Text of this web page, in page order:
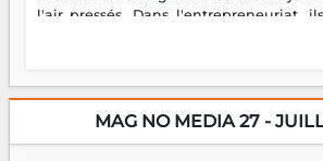
l'air pressés. Dans l'entrepreneuriat,
plus nombreux à se lancer, à créer,
sans filet, souvent sans aide, mais
encore meilleures. Aina Rasamoelina
Prix RFI Instrumental Afrique.
MAG NO MEDIA 27 -